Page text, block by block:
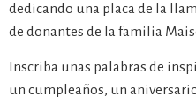
dedicando una placa de la
de donantes de la familia
Inscriba unas palabras de
un cumpleaños, un